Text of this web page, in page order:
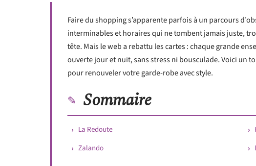
Faire du shopping s’apparente parfois à un parcours
interminables et horaires qui ne tombent jamais juste,
tête. Mais le web a rebattu les cartes : chaque grande
ouverte jour et nuit, sans stress ni bousculade. Voici un
pour renouveler votre garde-robe avec style.
Sommaire
La Redoute
Zalando